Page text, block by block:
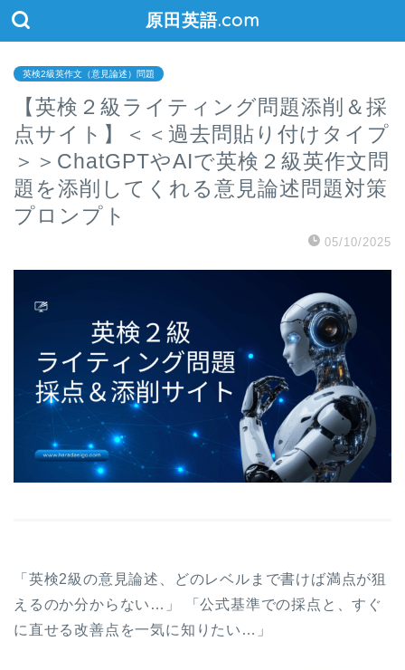
原田英語.com
英検2級英作文（意見論述）問題
【英検２級ライティング問題添削＆採
点サイト】＜＜過去問貼り付けタイプ
＞＞ChatGPTやAIで英検２級英作文問
題を添削してくれる意見論述問題対策
プロンプト
05/10/2025
「英検2級の意見論述、どのレベルまで書けば満点が狙
えるのか分からない…」 「公式基準での採点と、すぐ
に直せる改善点を一気に知りたい…」